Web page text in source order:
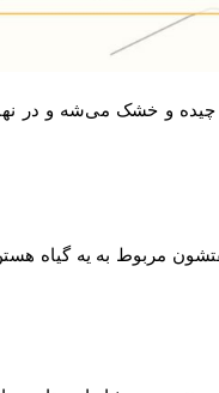
چیده و خشک ‌می‌شه و در
مربوط به یه گیاه